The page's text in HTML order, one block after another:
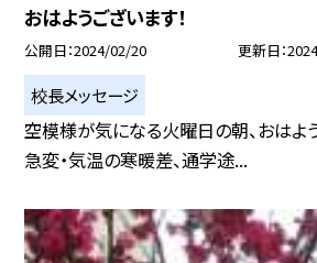
おはようございます！
公開日 2024/02/20 更新日
校長メッセージ
空模様が気になる火曜日の朝、おはよ
急変・気温の寒暖差、通学途...